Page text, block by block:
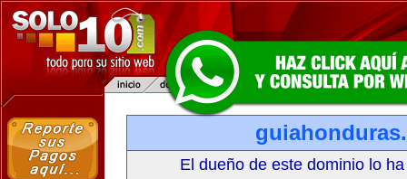
El dueño de este dominio lo